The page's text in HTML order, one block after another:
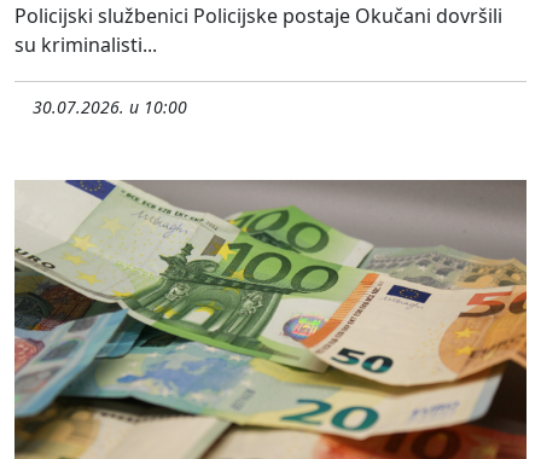
Policijski službenici Policijske postaje Okučani dovršili
su kriminalisti...
30.07.2026. u 10:00